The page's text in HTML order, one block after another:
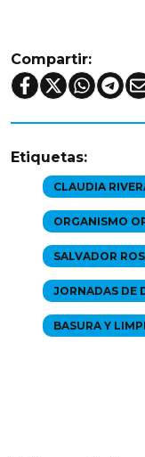
Compartir:
Etiquetas:
CLAUDIA
ORGANISMO
SALVADOR
JORNADAS DE
BASURA Y